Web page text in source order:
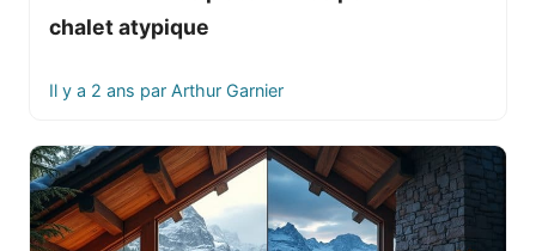
chalet atypique
Il y a 2 ans par Arthur Garnier